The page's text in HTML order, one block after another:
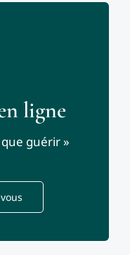
ligne
guérir »